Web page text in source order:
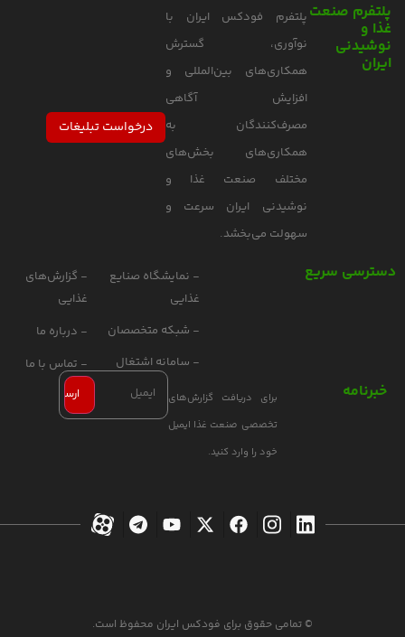
پلتفرم صنعت
غذا و
نوشیدنی
ایران
پلتفرم فودکس ایران با
نوآوری، گسترش
همکاری‌های بین‌المللی و
افزایش آگاهی
مصرف‌کنندگان به
همکاری‌های بخش‌های
مختلف صنعت غذا و
نوشیدنی ایران سرعت و
سهولت می‌بخشد.
درخواست تبلیغات
دسترسی سریع
- نمایشگاه صنایع
غذایی
- شبکه متخصصان
- سامانه اشتغال
- گزارش‌های
غذایی
- درباره ما
- تماس با ما
خبرنامه
برای دریافت گزارش‌های
تخصصی صنعت غذا ایمیل
خود را وارد کنید.
© تمامی حقوق برای فودکس ایران محفوظ است.